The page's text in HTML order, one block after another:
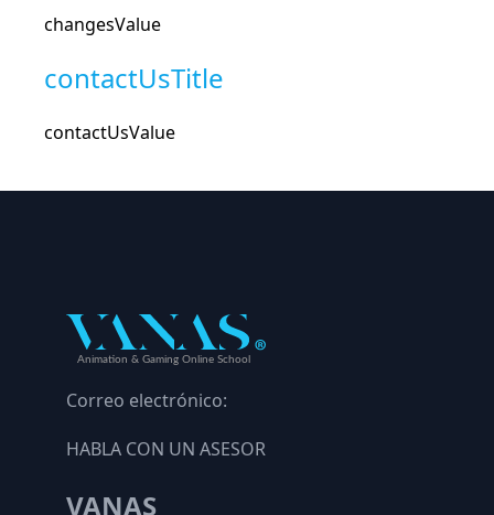
changesValue
contactUsTitle
contactUsValue
Correo electrónico:
HABLA CON UN ASESOR
VANAS